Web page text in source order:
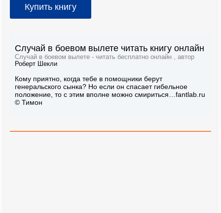
Купить книгу
Случай в боевом вылете читать книгу онлайн
Случай в боевом вылете - читать бесплатно онлайн , автор
Роберт Шекли
Кому приятно, когда тебе в помощники берут
генеральского сынка? Но если он спасает гибельное
положение, то с этим вполне можно смириться…fantlab.ru
© Тимон